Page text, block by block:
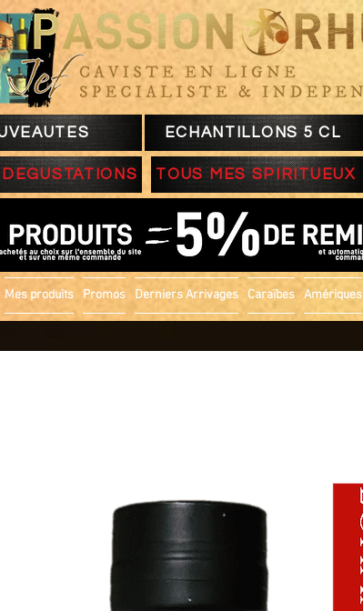
ECHANTILLONS 5 CL
TOUS MES SPIRITUEUX
Mes produits Promos Derniers Arrivages Caraïbes Amériques